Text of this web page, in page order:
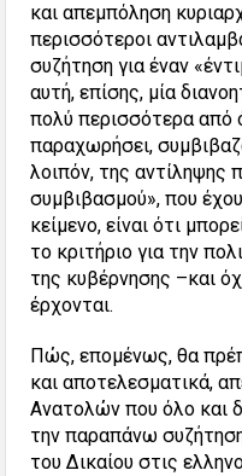
και απεμπόληση
περισσότεροι
συζήτηση για έναν
αυτή, επίσης, μία
πολύ περισσότερα από
παραχωρήσει,
λοιπόν, της αντίληψης
συμβιβασμού», που
κείμενο, είναι ότι
το κριτήριο για την
της κυβέρνησης –και
έρχονται.
Πώς, επομένως, θα
και αποτελεσματικά,
Ανατολών που όλο και
την παραπάνω
του Δικαίου στις